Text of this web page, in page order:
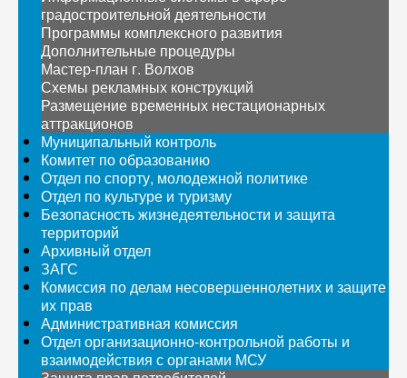
градостроительной деятельности
Программы комплексного развития
Дополнительные процедуры
Мастер-план г. Волхов
Схемы рекламных конструкций
Размещение временных нестационарных
аттракционов
Муниципальный контроль
Комитет по образованию
Отдел по спорту, молодежной политике
Отдел по культуре и туризму
Безопасность жизнедеятельности и защита
территорий
Архивный отдел
ЗАГС
Комиссия по делам несовершеннолетних и защите
их прав
Административная комиссия
Отдел организационно-контрольной работы и
взаимодействия с органами МСУ